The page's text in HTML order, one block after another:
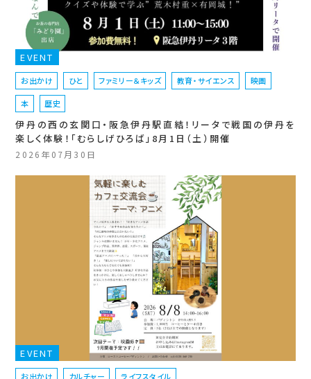
EVENT
お出かけ ひと ファミリー＆キッズ 教育・サイエンス 映画
本 歴史
伊丹の西の玄関口・阪急伊丹駅直結！リータで戦国の伊丹を
楽しく体験！「むらしげひろば」8月1日（土）開催
2026年07月30日
EVENT
お出かけ カルチャー ライフスタイル